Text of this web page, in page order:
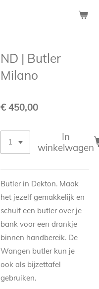
ND | Butler
Milano
€ 450,00
In
winkelwagen
Butler in Dekton. Maak
het jezelf gemakkelijk en
schuif een butler over je
bank voor een drankje
binnen handbereik. De
Wangen butler kun je
ook als bijzettafel
gebruiken.